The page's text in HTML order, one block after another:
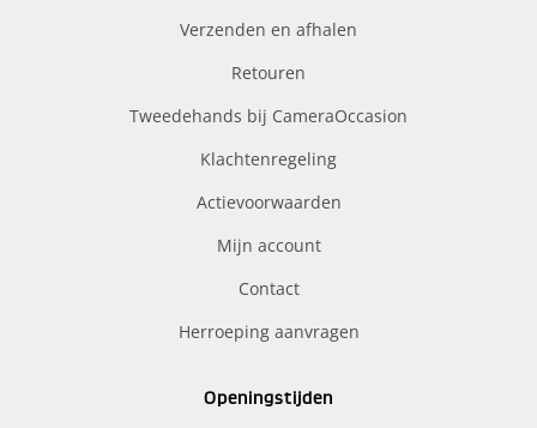
Verzenden en afhalen
Retouren
Tweedehands bij CameraOccasion
Klachtenregeling
Actievoorwaarden
Mijn account
Contact
Herroeping aanvragen
Openingstijden